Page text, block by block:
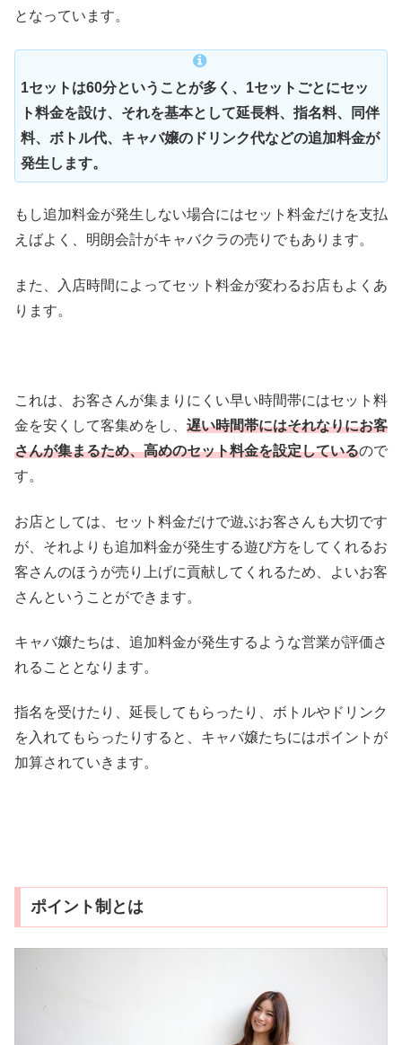
となっています。
1セットは60分ということが多く、1セットごとにセッ
ト料金を設け、それを基本として延長料、指名料、同伴
料、ボトル代、キャバ嬢のドリンク代などの追加料金が
発生します。
もし追加料金が発生しない場合にはセット料金だけを支払
えばよく、明朗会計がキャバクラの売りでもあります。
また、入店時間によってセット料金が変わるお店もよくあ
ります。
これは、お客さんが集まりにくい早い時間帯にはセット料
金を安くして客集めをし、 遅い時間帯にはそれなりにお客
さんが集まるため、高めのセット料金を設定しているので
す。
お店としては、セット料金だけで遊ぶお客さんも大切です
が、それよりも追加料金が発生する遊び方をしてくれるお
客さんのほうが売り上げに貢献してくれるため、よいお客
さんということができます。
キャバ嬢たちは、追加料金が発生するような営業が評価さ
れることとなります。
指名を受けたり、延長してもらったり、ボトルやドリンク
を入れてもらったりすると、キャバ嬢たちにはポイントが
加算されていきます。
ポイント制とは